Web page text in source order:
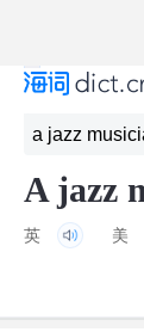
A jazz
英 美